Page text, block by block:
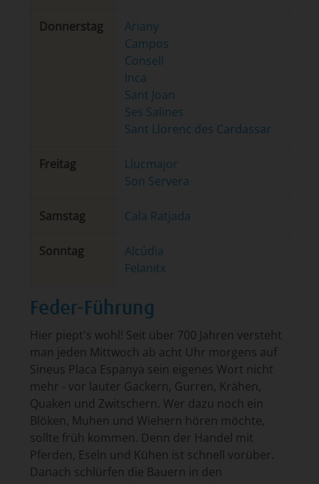
Donnerstag
Ariany
Campos
Consell
Inca
Sant Joan
Ses Salines
Sant Llorenc des Cardassar
Freitag
Llucmajor
Son Servera
Samstag Cala Ratjada
Sonntag
Alcúdia
Felanitx
Feder-Führung
Hier piept's wohl! Seit über 700 Jahren versteht
man jeden Mittwoch ab acht Uhr morgens auf
Sineus Placa Espanya sein eigenes Wort nicht
mehr - vor lauter Gackern, Gurren, Krähen,
Quaken und Zwitschern. Wer dazu noch ein
Blöken, Muhen und Wiehern hören möchte,
sollte früh kommen. Denn der Handel mit
Pferden, Eseln und Kühen ist schnell vorüber.
Danach schlürfen die Bauern in den